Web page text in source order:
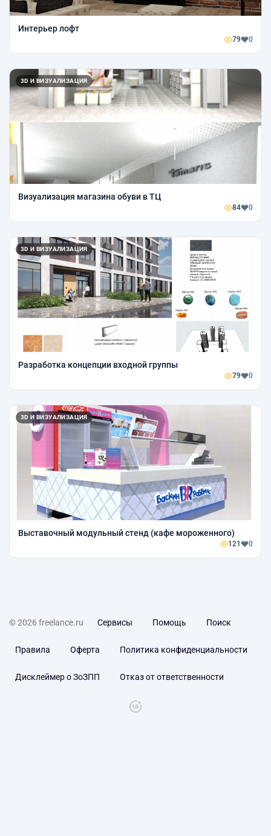
Интерьер лофт
79 0
3D И ВИЗУАЛИЗАЦИЯ
Визуализация магазина обуви в ТЦ
84 0
3D И ВИЗУАЛИЗАЦИЯ
Разработка концепции входной группы
79 0
3D И ВИЗУАЛИЗАЦИЯ
Выставочный модульный стенд (кафе мороженного)
121 0
© 2026 freelance.ru Сервисы Помощь Поиск
Правила Оферта Политика конфиденциальности
Дисклеймер о ЗоЗПП Отказ от ответственности